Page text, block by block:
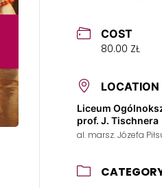
COST
80.00 ZŁ
LOCATION
Liceum
prof. J. Tischnera
al. marsz. Józefa